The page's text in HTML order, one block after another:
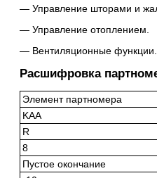
Управление шторами и
Управление отоплением.
Вентиляционные функции.
Расшифровка
Элемент партномера
KAA
R
8
Пустое окончание